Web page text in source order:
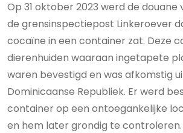
Op 31 oktober 2023 werd de
de grensinspectiepost Linkeroever
cocaïne in een container zat. Deze
dierenhuiden waaraan ingetapete
waren bevestigd en was afkomstig
Dominicaanse Republiek. Er werd
container op een ontoegankelijke
en hem later grondig te controleren.